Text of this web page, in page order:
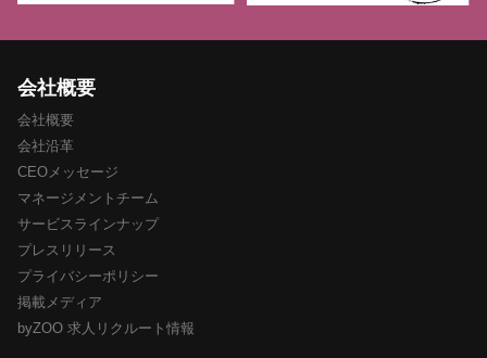
会社概要
会社概要
会社沿革
CEOメッセージ
マネージメントチーム
サービスラインナップ
プレスリリース
プライバシーポリシー
掲載メディア
byZOO 求人リクルート情報